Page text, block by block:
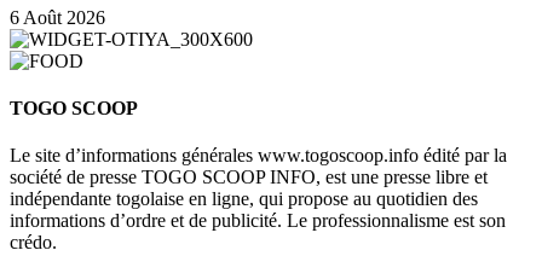
6 Août 2026
TOGO SCOOP
Le site d’informations générales www.togoscoop.info édité par la
société de presse TOGO SCOOP INFO, est une presse libre et
indépendante togolaise en ligne, qui propose au quotidien des
informations d’ordre et de publicité. Le professionnalisme est son
crédo.